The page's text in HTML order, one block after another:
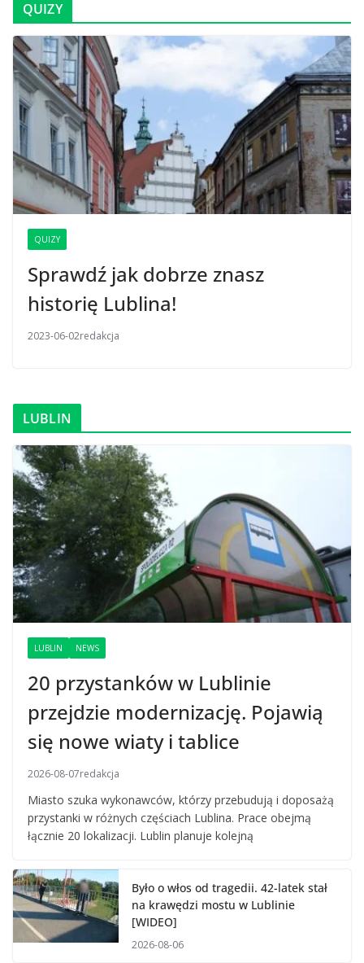
QUIZY
QUIZY
Sprawdź jak dobrze znasz
historię Lublina!
2023-06-02redakcja
LUBLIN
LUBLIN NEWS
20 przystanków w Lublinie
przejdzie modernizację. Pojawią
się nowe wiaty i tablice
2026-08-07redakcja
Miasto szuka wykonawców, którzy przebudują i doposażą
przystanki w różnych częściach Lublina. Prace obejmą
łącznie 20 lokalizacji. Lublin planuje kolejną
Było o włos od tragedii. 42-latek stał
na krawędzi mostu w Lublinie
[WIDEO]
2026-08-06